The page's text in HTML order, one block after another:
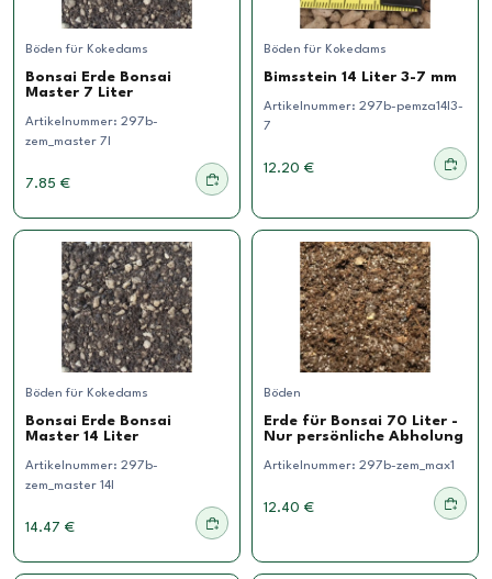
Böden für Kokedams
Bonsai Erde Bonsai
Master 7 Liter
Artikelnummer: 297b-
zem_master 7l
7.85 €
Böden für Kokedams
Bimsstein 14 Liter 3-7 mm
Artikelnummer: 297b-pemza14l3-
7
12.20 €
Böden für Kokedams
Bonsai Erde Bonsai
Master 14 Liter
Artikelnummer: 297b-
zem_master 14l
14.47 €
Böden
Erde für Bonsai 70 Liter -
Nur persönliche Abholung
Artikelnummer: 297b-zem_max1
12.40 €